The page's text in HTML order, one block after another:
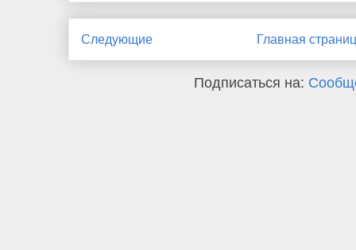
Следующие Главная
Подписаться на: